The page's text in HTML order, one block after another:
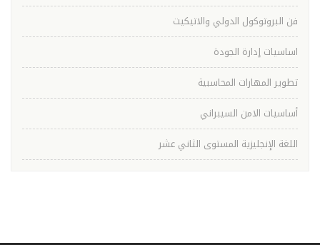
فن البروتوكول الدولي والاتيكيت
اساسيات إدارة الجودة
تطوير المهارات المحاسبية
أساسيات الامن السيبراني
اللغة الإنجليزية المستوى الثاني عشر